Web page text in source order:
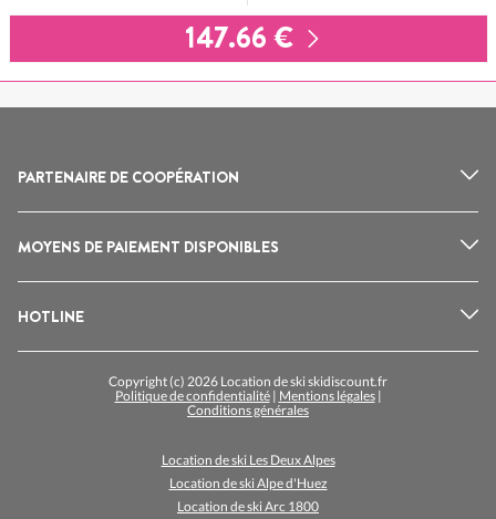
147.66 €
PARTENAIRE DE COOPÉRATION
MOYENS DE PAIEMENT DISPONIBLES
HOTLINE
Copyright (c) 2026 Location de ski skidiscount.fr
Politique de confidentialité| Mentions légales|
Conditions générales
Location de ski Les Deux Alpes
Location de ski Alpe d'Huez
Location de ski Arc 1800